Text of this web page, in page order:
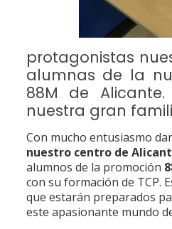
protagonistas
alumnas de la
88M de Alicante.
nuestra gran
Con mucho entusiasmo
nuestro centro de
alumnos de la promoción
con su formación de TCP.
que estarán preparados
este apasionante mundo